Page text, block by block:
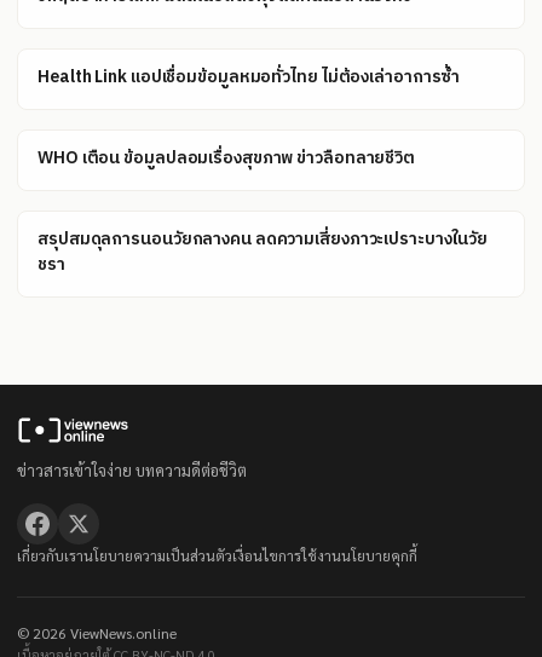
Health Link แอปเชื่อมข้อมูลหมอทั่วไทย ไม่ต้องเล่าอาการซ้ำ
WHO เตือน ข้อมูลปลอมเรื่องสุขภาพ ข่าวลือทลายชีวิต
สรุปสมดุลการนอนวัยกลางคน ลดความเสี่ยงภาวะเปราะบางในวัย
ชรา
ข่าวสารเข้าใจง่าย บทความดีต่อชีวิต
เกี่ยวกับเรานโยบายความเป็นส่วนตัวเงื่อนไขการใช้งานนโยบายคุกกี้
© 2026 ViewNews.online